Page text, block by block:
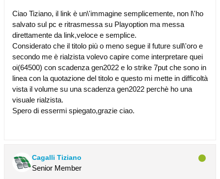
Ciao Tiziano, il link è un\'immagine semplicemente, non l\'ho
salvato sul pc e ritrasmessa su Playoption ma messa
direttamente da link,veloce e semplice.
Considerato che il titolo più o meno segue il future sull\'oro e
secondo me è rialzista volevo capire come interpretare quei
oi(64500) con scadenza gen2022 e lo strike 7put che sono in
linea con la quotazione del titolo e questo mi mette in difficoltà
vista il volume su una scadenza gen2022 perchè ho una
visuale rialzista.
Spero di essermi spiegato,grazie ciao.
Cagalli Tiziano
Senior Member